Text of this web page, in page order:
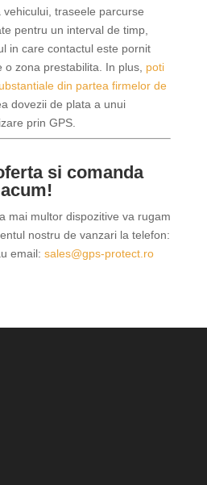
traseele parcurse
pentru un interval de timp,
in care contactul este pornit
zona prestabilita. In plus, poti
din partea firmelor de
dovezii de plata a unui
prin GPS.
si comanda
acum!
mai multor dispozitive va rugam
nostru de vanzari la telefon:
email:sales@gps-protect.ro